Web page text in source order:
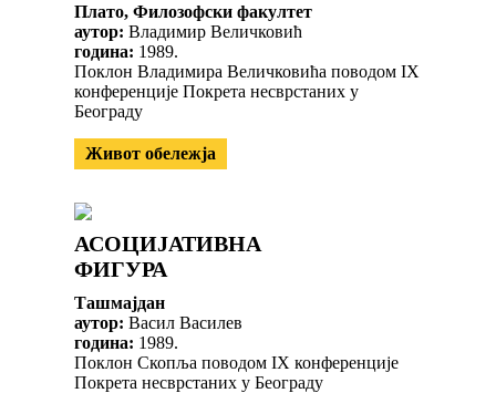
Плато, Филозофски факултет
аутор: Владимир Величковић
година: 1989.
Поклон Владимира Величковића поводом IX
конференције Покрета несврстаних у
Београду
Живот обележја
АСОЦИЈАТИВНА
ФИГУРА
Ташмајдан
аутор: Васил Василев
година: 1989.
Поклон Скопља поводом IX конференције
Покрета несврстаних у Београду